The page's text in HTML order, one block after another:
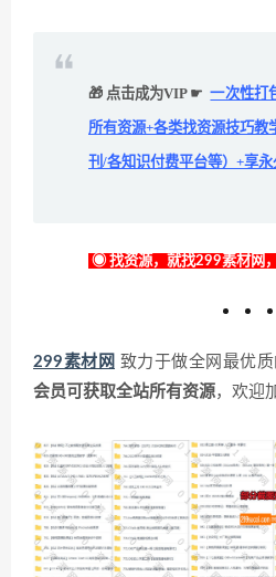
🎁 点击成为VIP ☛ 一次性打
所有资源+各类找资源技巧教
刊/各知识付费平台等）+享
◉ 找资源，就找299素材网
299素材网 致力于做全网最优
会员可获取全站所有资源，欢迎